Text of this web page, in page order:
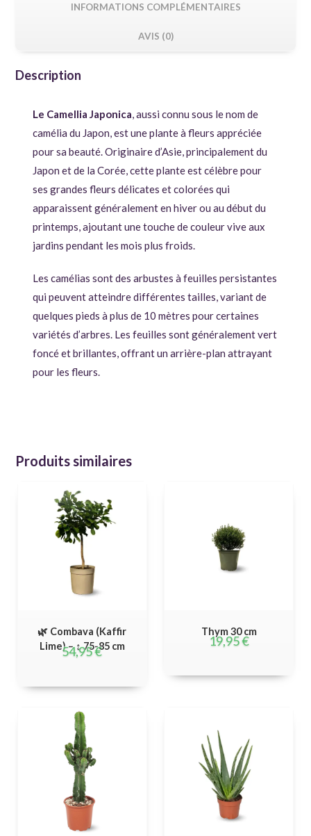
INFORMATIONS COMPLÉMENTAIRES
AVIS (0)
Description
Le Camellia Japonica, aussi connu sous le nom de
camélia du Japon, est une plante à fleurs appréciée
pour sa beauté. Originaire d’Asie, principalement du
Japon et de la Corée, cette plante est célèbre pour
ses grandes fleurs délicates et colorées qui
apparaissent généralement en hiver ou au début du
printemps, ajoutant une touche de couleur vive aux
jardins pendant les mois plus froids.
Les camélias sont des arbustes à feuilles persistantes
qui peuvent atteindre différentes tailles, variant de
quelques pieds à plus de 10 mètres pour certaines
variétés d’arbres. Les feuilles sont généralement vert
foncé et brillantes, offrant un arrière-plan attrayant
pour les fleurs.
Produits similaires
🌿 Combava (Kaffir
Lime) – ↕ 75-85 cm
54,95€
Thym 30 cm
19,95€